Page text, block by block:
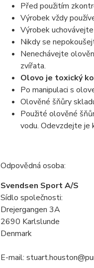
Před použitím
Výrobek vždy
Výrobek
Nikdy se
Nenechávejte
zvířata.
Olovo je toxický
Po manipulaci s
Olověné šňůry
Použité olověné
vodu. Odevzdejte je
Odpovědná osoba:
Svendsen Sport A/S
Sídlo společnosti:
Drejergangen 3A
2690 Karlslunde
Denmark
E-mail: